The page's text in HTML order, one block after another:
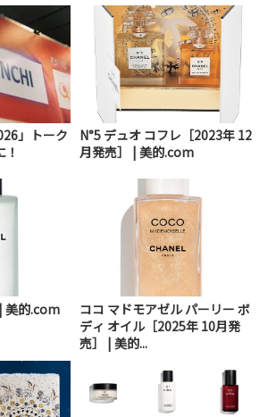
」トーク
N°5 デュオ コフレ［2023年 12
月発売］ | 美的.com
美的.com
ココ マドモアゼル パーリー ボ
ディ オイル［2025年 10月発
売］ | 美的...